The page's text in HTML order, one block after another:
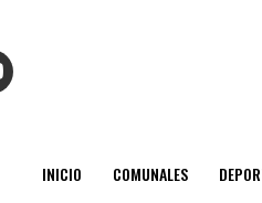
INICIO COMUNALES